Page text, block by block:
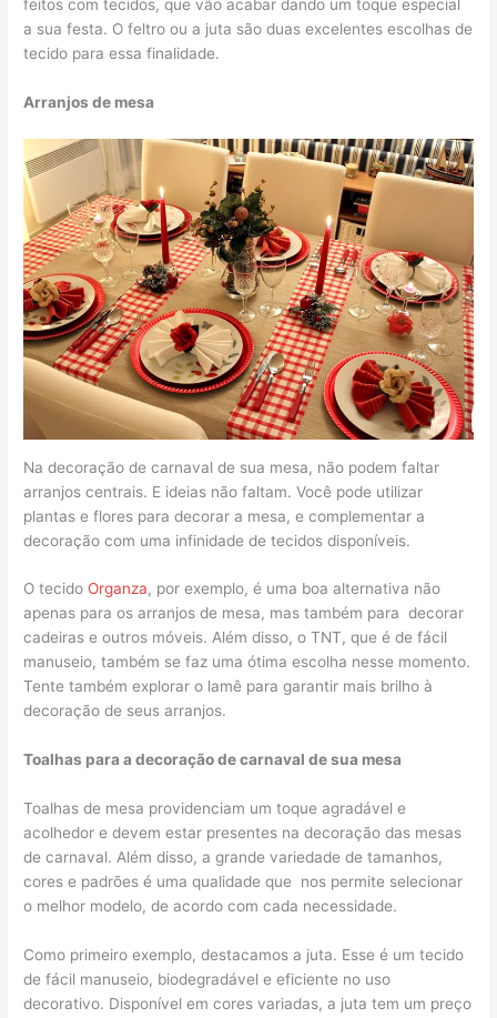
feitos com tecidos, que vão acabar dando um toque especial
a sua festa. O feltro ou a juta são duas excelentes escolhas de
tecido para essa finalidade.
Arranjos de mesa
Na decoração de carnaval de sua mesa, não podem faltar
arranjos centrais. E ideias não faltam. Você pode utilizar
plantas e flores para decorar a mesa, e complementar a
decoração com uma infinidade de tecidos disponíveis.
O tecido Organza, por exemplo, é uma boa alternativa não
apenas para os arranjos de mesa, mas também para decorar
cadeiras e outros móveis. Além disso, o TNT, que é de fácil
manuseio, também se faz uma ótima escolha nesse momento.
Tente também explorar o lamê para garantir mais brilho à
decoração de seus arranjos.
Toalhas para a decoração de carnaval de sua mesa
Toalhas de mesa providenciam um toque agradável e
acolhedor e devem estar presentes na decoração das mesas
de carnaval. Além disso, a grande variedade de tamanhos,
cores e padrões é uma qualidade que nos permite selecionar
o melhor modelo, de acordo com cada necessidade.
Como primeiro exemplo, destacamos a juta. Esse é um tecido
de fácil manuseio, biodegradável e eficiente no uso
decorativo. Disponível em cores variadas, a juta tem um preço